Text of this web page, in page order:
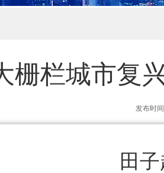
栅栏城市复
发布时
田